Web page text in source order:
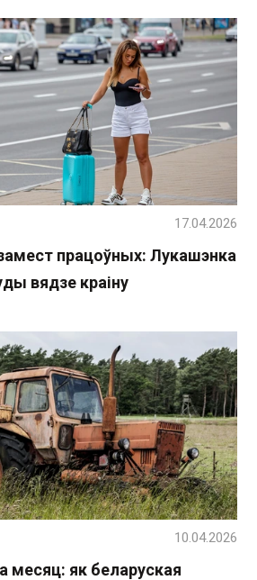
працоўных: Лукашэнка
вядзе краіну
17.04.2026
месяц: як беларуская
10.04.2026